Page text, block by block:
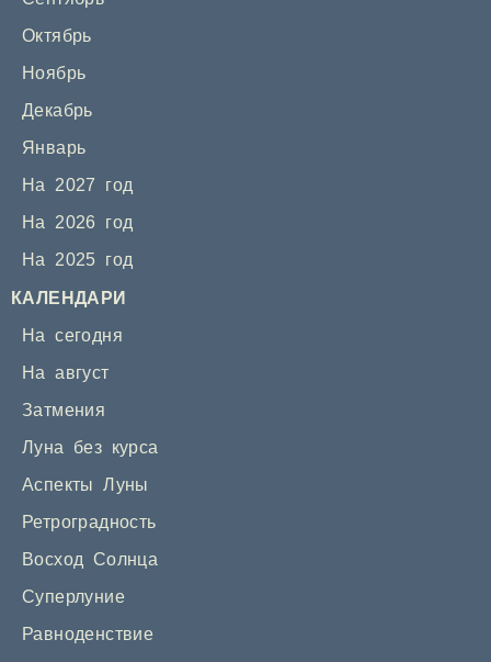
Октябрь
Ноябрь
Декабрь
Январь
На 2027 год
На 2026 год
На 2025 год
КАЛЕНДАРИ
На сегодня
На август
Затмения
Луна без курса
Аспекты Луны
Ретроградность
Восход Солнца
Суперлуние
Равноденствие